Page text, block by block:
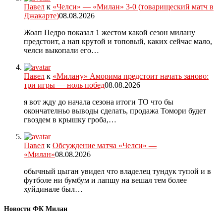
Павел к «Челси» — «Милан» 3-0 (товарищеский матч в
Джакарте)08.08.2026
Жоап Педро показал 1 жестом какой сезон милану
предстоит, а нап крутой и топовый, каких сейчас мало,
челси выкопали его…
Павел к «Милану» Аморима предстоит начать заново:
три игры — ноль побед08.08.2026
я вот жду до начала сезона итоги ТО что бы
окончателньо выводы сделать, продажа Томори будет
гвоздем в крышку гроба,…
Павел к Обсуждение матча «Челси» —
«Милан»08.08.2026
обычный цыган увидел что владелец тундук тупой и в
футболе ни бумбум и лапшу на вешал тем более
хуйдинале был…
Новости ФК Милан